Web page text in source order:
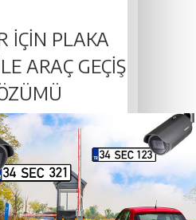
IÇIN PLAKA
ARAÇ GEÇIŞ